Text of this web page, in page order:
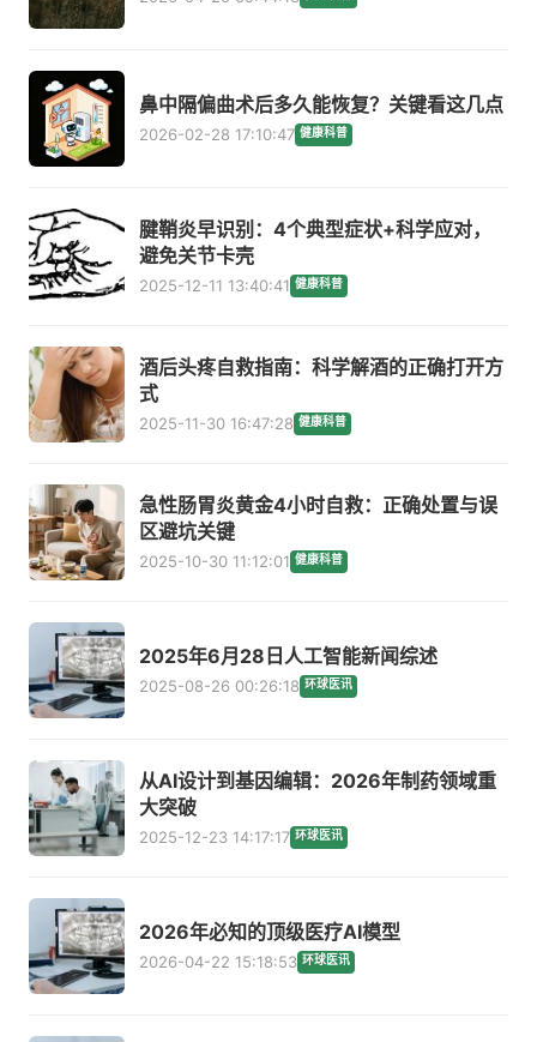
鼻中隔偏曲术后多久能恢复？关键看这几点
2026-02-28 17:10:47 健康科普
腱鞘炎早识别：4个典型症状+科学应对，
避免关节卡壳
2025-12-11 13:40:41 健康科普
酒后头疼自救指南：科学解酒的正确打开方
式
2025-11-30 16:47:28 健康科普
急性肠胃炎黄金4小时自救：正确处置与误
区避坑关键
2025-10-30 11:12:01 健康科普
2025年6月28日人工智能新闻综述
2025-08-26 00:26:18 环球医讯
从AI设计到基因编辑：2026年制药领域重
大突破
2025-12-23 14:17:17 环球医讯
2026年必知的顶级医疗AI模型
2026-04-22 15:18:53 环球医讯